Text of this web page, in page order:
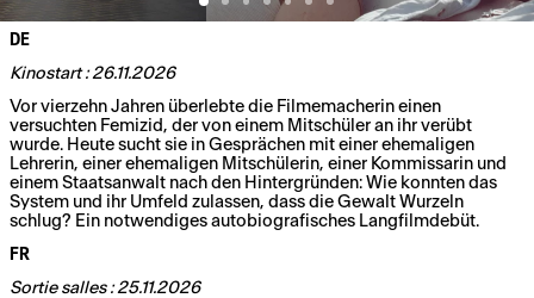
DE
Kinostart : 26.11.2026
Vor vierzehn Jahren überlebte die Filmemacherin einen
versuchten Femizid, der von einem Mitschüler an ihr verübt
wurde. Heute sucht sie in Gesprächen mit einer ehemaligen
Lehrerin, einer ehemaligen Mitschülerin, einer Kommissarin und
einem Staatsanwalt nach den Hintergründen: Wie konnten das
System und ihr Umfeld zulassen, dass die Gewalt Wurzeln
schlug? Ein notwendiges autobiografisches Langfilmdebüt.
FR
Sortie salles : 25.11.2026